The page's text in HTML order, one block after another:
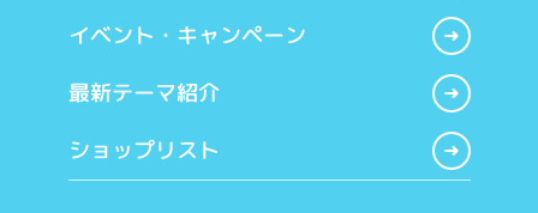
イベント・キャンペーン
最新テーマ紹介
ショップリスト